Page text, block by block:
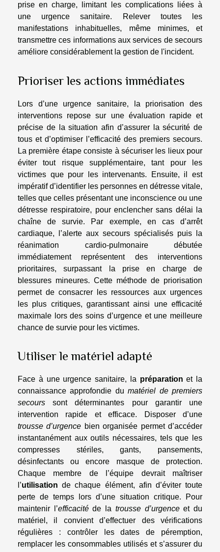
prise en charge, limitant les complications liées à
une urgence sanitaire. Relever toutes les
manifestations inhabituelles, même minimes, et
transmettre ces informations aux services de secours
améliore considérablement la gestion de l'incident.
Prioriser les actions immédiates
Lors d’une urgence sanitaire, la priorisation des
interventions repose sur une évaluation rapide et
précise de la situation afin d’assurer la sécurité de
tous et d’optimiser l’efficacité des premiers secours.
La première étape consiste à sécuriser les lieux pour
éviter tout risque supplémentaire, tant pour les
victimes que pour les intervenants. Ensuite, il est
impératif d’identifier les personnes en détresse vitale,
telles que celles présentant une inconscience ou une
détresse respiratoire, pour enclencher sans délai la
chaîne de survie. Par exemple, en cas d’arrêt
cardiaque, l’alerte aux secours spécialisés puis la
réanimation cardio-pulmonaire débutée
immédiatement représentent des interventions
prioritaires, surpassant la prise en charge de
blessures mineures. Cette méthode de priorisation
permet de consacrer les ressources aux urgences
les plus critiques, garantissant ainsi une efficacité
maximale lors des soins d’urgence et une meilleure
chance de survie pour les victimes.
Utiliser le matériel adapté
Face à une urgence sanitaire, la préparation et la
connaissance approfondie dumatériel de premiers
secours sont déterminantes pour garantir une
intervention rapide et efficace. Disposer d’une
trousse d’urgence bien organisée permet d’accéder
instantanément aux outils nécessaires, tels que les
compresses stériles, gants, pansements,
désinfectants ou encore masque de protection.
Chaque membre de l’équipe devrait maîtriser
l’utilisation de chaque élément, afin d’éviter toute
perte de temps lors d’une situation critique. Pour
maintenir l’efficacitéde la trousse d’urgenceet du
matériel, il convient d’effectuer des vérifications
régulières : contrôler les dates de péremption,
remplacer les consommables utilisés et s’assurer du